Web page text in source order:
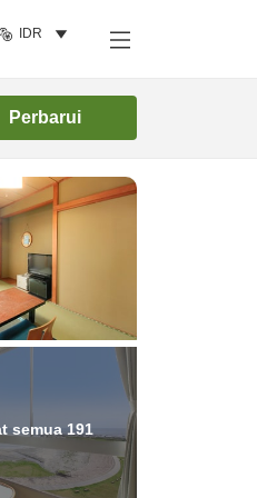
IDR
Perbarui
semua 191
Cari kamar